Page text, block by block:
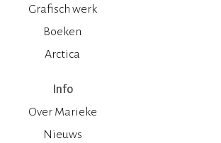
Grafisch werk
Boeken
Arctica
Info
Over Marieke
Nieuws